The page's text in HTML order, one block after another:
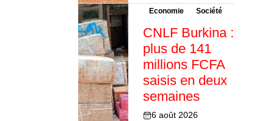
Economie Société
CNLF Burkina :
plus de 141
millions FCFA
saisis en deux
semaines
6 août 2026